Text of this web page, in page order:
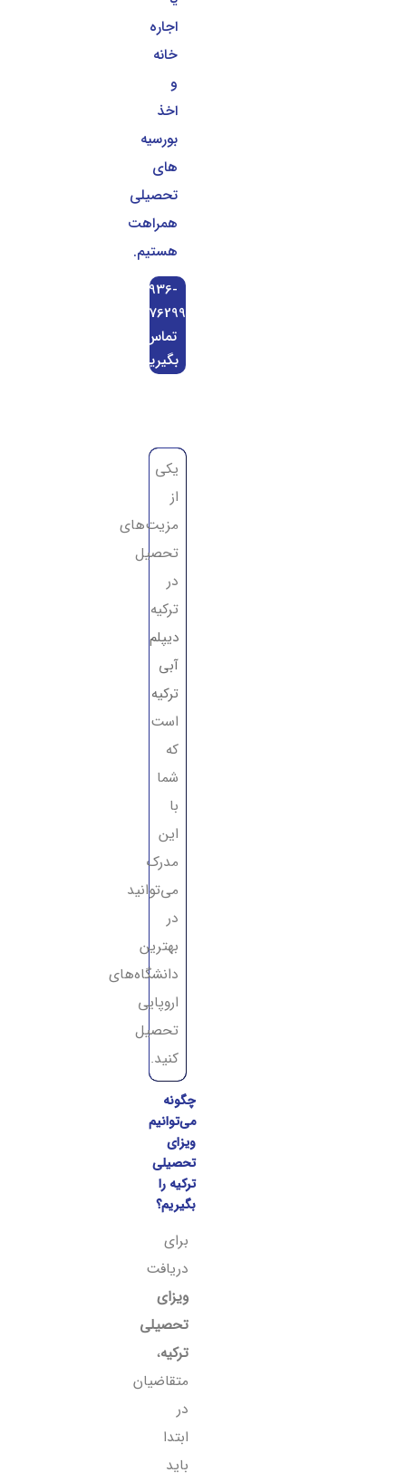
اجاره
خانه
و
اخذ
بورسیه
های
تحصیلی
همراهت
هستیم.
0936-
0676299
تماس
بگیرید
یکی
از
مزیت‌های
تحصیل
در
ترکیه
دیپلم
آبی
ترکیه
است
که
شما
با
این
مدرک
می‌توانید
در
بهترین
دانشگاه‌های
اروپایی
تحصیل
کنید.
چگونه
می‌توانیم
ویزای
تحصیلی
ترکیه را
بگیریم؟
برای
دریافت
ویزای
تحصیلی
ترکیه،
متقاضیان
در
ابتدا
باید